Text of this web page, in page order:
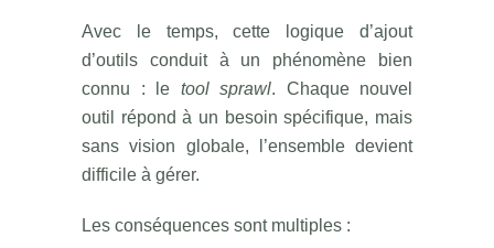
Avec le temps, cette logique d’ajout
d’outils conduit à un phénomène bien
connu : le tool sprawl. Chaque nouvel
outil répond à un besoin spécifique, mais
sans vision globale, l’ensemble devient
difficile à gérer.
Les conséquences sont multiples :